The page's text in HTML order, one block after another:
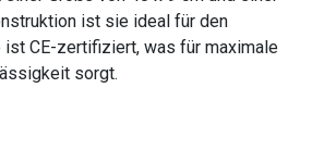
ist sie ideal für den
ist CE-zertifiziert, was für maximale
sorgt.